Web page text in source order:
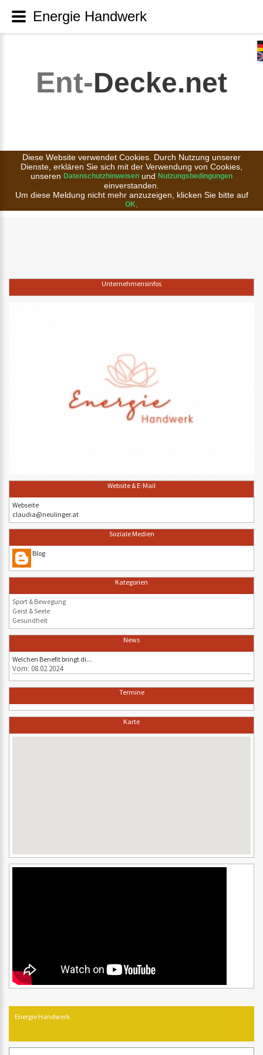
Ent-Decke.net
Diese Website verwendet Cookies. Durch Nutzung unserer
Dienste, erklären Sie sich mit der Verwendung von Cookies,
unseren Datenschutzhinweisen und Nutzungsbedingungen
einverstanden.
Um diese Meldung nicht mehr anzuzeigen, klicken Sie bitte auf
OK
Unternehmensinfos
Website & E-Mail
Webseite
claudia@neulinger.at
Soziale Medien
Blog
Kategorien
Sport & Bewegung
Geist & Seele
Gesundheit
News
Welchen Benefit bringt di...
Vom: 08.02.2024
Termine
Karte
Energie Handwerk
Energie Handwerk